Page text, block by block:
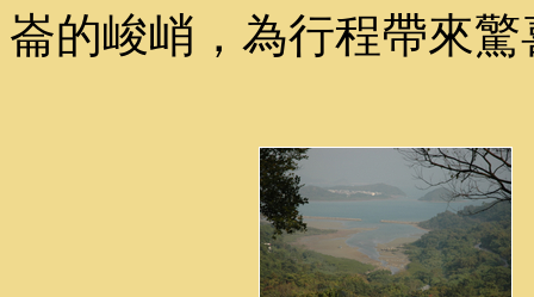
崙的峻峭，為行程帶來